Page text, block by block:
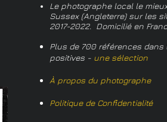
Le photographe local le
Sussex (Angleterre) sur les
2017-2022. Domicilié en
Plus de 700 références dans
positives - une sélection
À propos du photographe
Politique de Confidentialité